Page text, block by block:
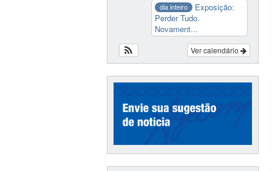
dia inteiro
Exposição:
Perder Tudo.
Novament...
Ver calendário